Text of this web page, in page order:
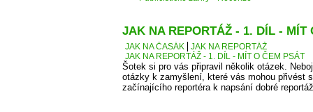
JAK NA REPORTÁŽ - 1. DÍL - MÍT
JAK NA ČASÁK
JAK NA REPORTÁŽ
JAK NA REPORTÁŽ - 1. DÍL - MÍT O ČEM PSÁT
Šotek si pro vás připravil několik otázek.
otázky k zamyšlení, které vás mohou přivést
začínajícího reportéra k napsání dobré